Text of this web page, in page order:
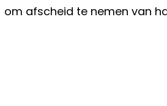
om afscheid te nemen van